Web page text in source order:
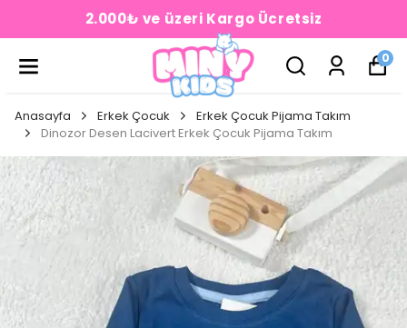
2.000₺ ve üzeri Kargo Ücretsiz
0
Anasayfa Erkek Çocuk
Erkek Çocuk Pijama Takım
Dinozor Desen Lacivert Erkek Çocuk Pijama Takım